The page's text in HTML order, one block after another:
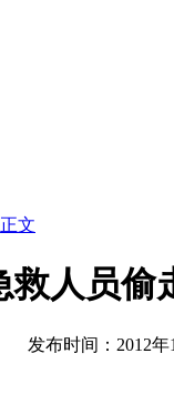
正文
救人员偷
发布时间：2012年